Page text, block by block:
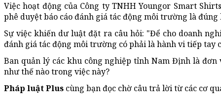
Việc hoạt động của Công ty TNHH Youngor Smart
phê duyệt báo cáo đánh giá tác động môi trường là đúng
Sự việc khiến dư luật đặt ra câu hỏi: "Để cho doanh
đánh giá tác động môi trường có phải là hành vi tiếp tay
Ban quản lý các khu công nghiệp tỉnh Nam Định là
như thế nào trong việc này?
Pháp luật Plus cùng bạn đọc chờ câu trả lời từ các cơ